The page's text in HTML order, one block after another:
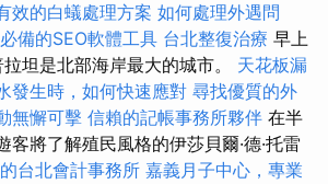
效的白蟻處理方案 如何處理外遇問
必備的SEO軟體工具 台北整復治療 早上
坦是北部海岸最大的城市。 天花板漏
發生時，如何快速應對 尋找優質的外
無懈可擊 信賴的記帳事務所夥伴 在半
客將了解殖民風格的伊莎貝爾·德·托雷
台北會計事務所 嘉義月子中心，專業